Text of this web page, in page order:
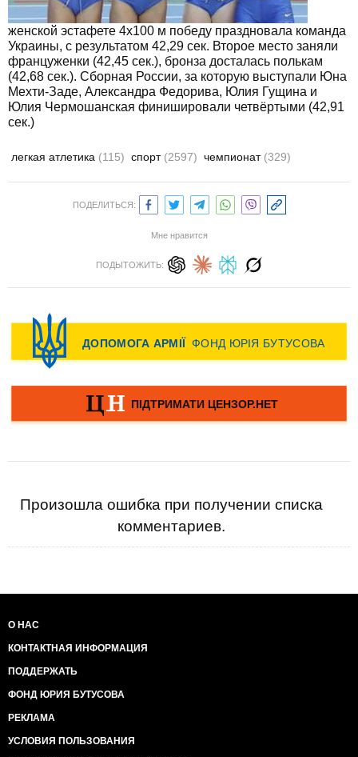
женской эстафете 4х100 м победу праздновала команда
Украины, с результатом 42,29 сек. Второе место заняли
француженки (42,45 сек.), бронза досталась полькам
(42,68 сек.). Сборная России, за которую выступали Юна
Мехти-Заде, Александра Федорива, Юлия Гущина и
Юлия Чермошанская финишировали четвёртыми (42,91
сек.)
легкая атлетика (115) спорт (2597) чемпионат (329)
ПОДЕЛИТЬСЯ:
Мне нравится
ПОДЫТОЖИТЬ:
Произошла ошибка при получении списка
комментариев.
О НАС
КОНТАКТНАЯ ИНФОРМАЦИЯ
ПОДДЕРЖАТЬ
ФОНД ЮРИЯ БУТУСОВА
РЕКЛАМА
УСЛОВИЯ ПОЛЬЗОВАНИЯ